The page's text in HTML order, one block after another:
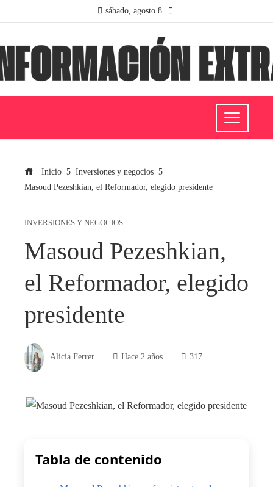
sábado, agosto 8
Inicio
Inversiones y negocios
Masoud Pezeshkian, el Reformador, elegido presidente
INVERSIONES Y NEGOCIOS
Masoud Pezeshkian,
el Reformador, elegido
presidente
Alicia Ferrer Hace 2 años 317
Tabla de contenido